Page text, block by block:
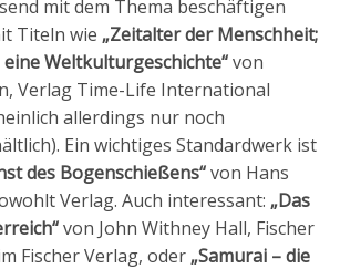
mit dem Thema beschäftigen
Titeln wie „Zeitalter der Menschheit;
eine Weltkulturgeschichte“von
Verlag Time-Life International
allerdings nur noch
Ein wichtiges Standardwerk ist
des Bogenschießens“von Hans
Verlag. Auch interessant: „Das
von John Withney Hall, Fischer
Fischer Verlag, oder „Samurai – die